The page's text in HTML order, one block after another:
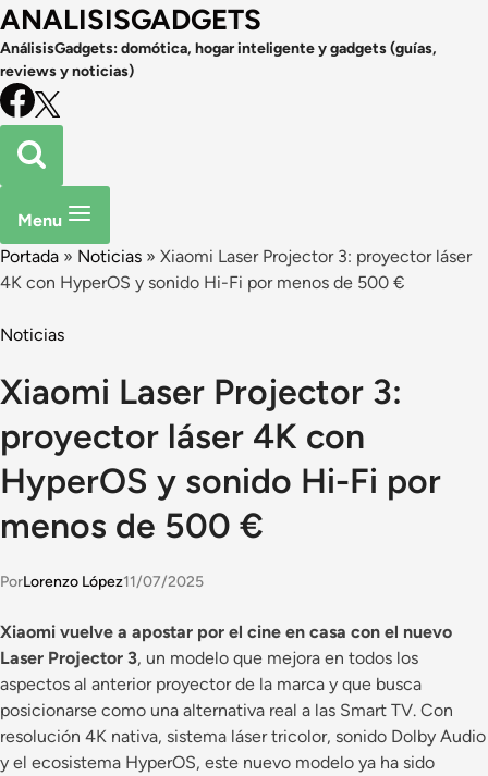
ANALISISGADGETS
AnálisisGadgets: domótica, hogar inteligente y gadgets (guías,
reviews y noticias)
Menu
Portada » Noticias » Xiaomi Laser Projector 3: proyector láser
4K con HyperOS y sonido Hi-Fi por menos de 500 €
Noticias
Xiaomi Laser Projector 3:
proyector láser 4K con
HyperOS y sonido Hi-Fi por
menos de 500 €
PorLorenzo López11/07/2025
Xiaomi vuelve a apostar por el cine en casa con el nuevo
Laser Projector 3, un modelo que mejora en todos los
aspectos al anterior proyector de la marca y que busca
posicionarse como una alternativa real a las Smart TV. Con
resolución 4K nativa, sistema láser tricolor, sonido Dolby Audio
y el ecosistema HyperOS, este nuevo modelo ya ha sido